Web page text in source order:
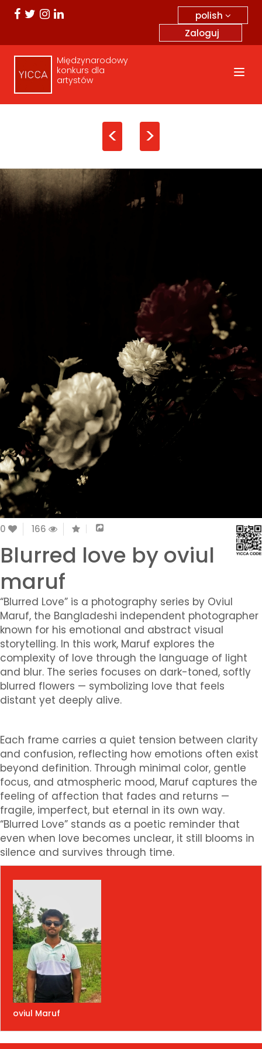
polish
Zaloguj
Międzynarodowy
konkurs dla
artystów
< >
0 166
Blurred love by oviul
maruf
“Blurred Love” is a photography series by Oviul
Maruf, the Bangladeshi independent photographer
known for his emotional and abstract visual
storytelling. In this work, Maruf explores the
complexity of love through the language of light
and blur. The series focuses on dark-toned, softly
blurred flowers — symbolizing love that feels
distant yet deeply alive.
Each frame carries a quiet tension between clarity
and confusion, reflecting how emotions often exist
beyond definition. Through minimal color, gentle
focus, and atmospheric mood, Maruf captures the
feeling of affection that fades and returns —
fragile, imperfect, but eternal in its own way.
“Blurred Love” stands as a poetic reminder that
even when love becomes unclear, it still blooms in
silence and survives through time.
oviul Maruf